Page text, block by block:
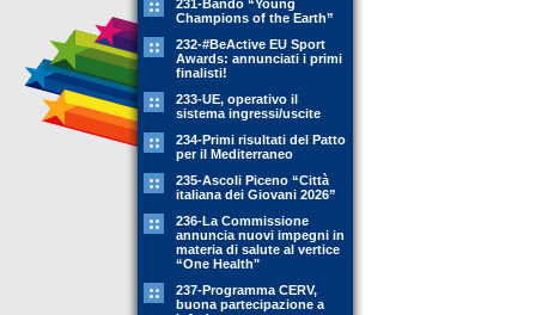
231-Bando “Young
Champions of the Earth”
232-#BeActive EU Sport
Awards: annunciati i primi
finalisti!
233-UE, operativo il
sistema ingressi/uscite
234-Primi risultati del Patto
per il Mediterraneo
235-Ascoli Piceno “Città
italiana dei Giovani 2026”
236-La Commissione
annuncia nuovi impegni in
materia di salute al vertice
“One Health"
237-Programma CERV,
buona partecipazione a